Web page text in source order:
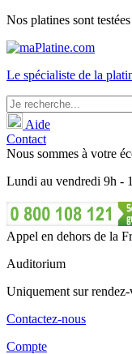
Nos platines sont
Le spécialiste de la
Aide
Contact
Nous sommes à votre
Lundi au vendredi 9h -
Appel en dehors de la
Auditorium
Uniquement sur
Contactez-nous
Compte